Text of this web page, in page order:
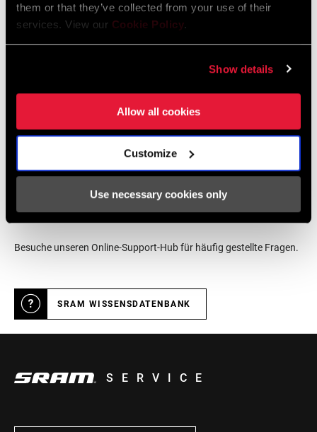
them or that they’ve collected from your use of their
services. View our Cookie Policy.
Show details
Allow all cookies
Customize
Use necessary cookies only
HÄNDLERSUCHE
Besuche unseren Online-Support-Hub für häufig gestellte Fragen.
SRAM WISSENSDATENBANK
SERVICE